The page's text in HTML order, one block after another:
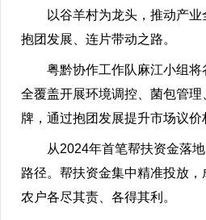
以谷羊村为龙头，推动产业
抱团发展、连片带动之路。
粤黔协作工作队麻江小组将
全覆盖开展环境调控、菌包管
牌，通过抱团发展提升市场议价
从2024年首笔帮扶资金落地
路径。帮扶资金集中精准投放
农户各尽其责、各得其利。